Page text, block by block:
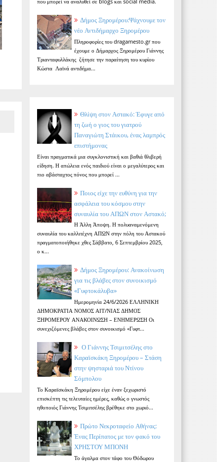
Δήμος Ξηρομέρου:Ψάχνουμε τον
νέο Αντιδήμαρχο Ξηρομέρου
Πληροφορίες του dragamesto.gr που
έχουμε ο Δήμαρχος Ξηρομέρου Γιάννης
Τριανταφυλλάκης ζήτησε την παραίτηση του κυρίου
Κώστα Λαϊνά αντιδήμα...
Θλίψη στον Αστακό: Έφυγε από
τη ζωή ο γιος του γιατρού
Παναγιώτη Στάικου, ένας λαμπρός
επιστήμονας
Είναι πραγματικά μια συγκλονιστική και βαθιά θλιβερή
είδηση. Η απώλεια ενός παιδιού είναι ο μεγαλύτερος και
πιο αβάσταχτος πόνος που μπορεί ...
Ποιος είχε την ευθύνη για την
ασφάλεια του κόσμου στην
συναυλία του ΑΠΩΝ στον Αστακό;
Η Άλλη Άποψη. Η πολυαναμενόμενη
συναυλία του καλλιτέχνη ΑΠΩΝ στην πόλη του Αστακού
πραγματοποιήθηκε χθες Σάββατο, 6 Σεπτεμβρίου 2025,
ο κ...
Δήμος Ξηρομέρου: Ανακοίνωση
για τις βλάβες στον συνοικισμό
«Γυφτοκάλυβα»
Ημερομηνία 24/6/2026 ΕΛΛΗΝΙΚΗ
ΔΗΜΟΚΡΑΤΙΑ ΝΟΜΟΣ ΑΙΤ/ΝΙΑΣ ΔΗΜΟΣ
ΞΗΡΟΜΕΡΟΥ ΑΝΑΚΟΙΝΩΣΗ – ΕΝΗΜΕΡΩΣΗ Οι
συνεχιζόμενες βλάβες στον συνοικισμό «Γυφτ...
Ο Γιάννης Τσιμιτσέλης στο
Καραϊσκάκη Ξηρομέρου – Στάση
στην ψησταριά του Ντίνου
Σόμπολου
Το Καραϊσκάκη Ξηρομέρου είχε έναν ξεχωριστό
επισκέπτη τις τελευταίες ημέρες, καθώς ο γνωστός
ηθοποιός Γιάννης Τσιμιτσέλης βρέθηκε στο χωριό...
Πρώτο Νεκροταφείο Αθήνας:
Ένας Περίπατος με τον φακό του
ΧΡΗΣΤΟΥ ΜΠΟΝΗ
Το άγαλμα στον τάφο του Θόδωρου